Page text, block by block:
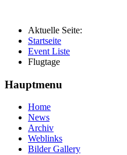
Aktuelle Seite:
Startseite
Event Liste
Flugtage
Hauptmenu
Home
News
Archiv
Weblinks
Bilder Gallery